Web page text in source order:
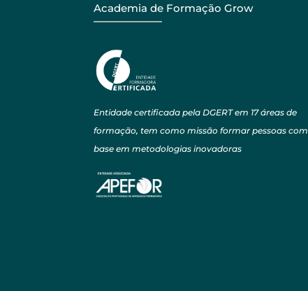
Academia de Formação Grow
Entidade certificada pela DGERT em 17 áreas de
formação, tem como missão formar pessoas com
base em metodologias inovadoras